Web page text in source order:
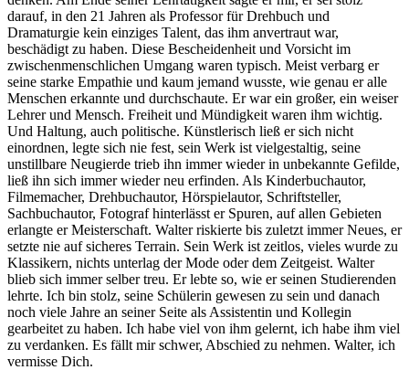
darauf, in den 21 Jahren als Professor für Drehbuch und
Dramaturgie kein einziges Talent, das ihm anvertraut war,
beschädigt zu haben. Diese Bescheidenheit und Vorsicht im
zwischenmenschlichen Umgang waren typisch. Meist verbarg er
seine starke Empathie und kaum jemand wusste, wie genau er alle
Menschen erkannte und durchschaute. Er war ein großer, ein weiser
Lehrer und Mensch. Freiheit und Mündigkeit waren ihm wichtig.
Und Haltung, auch politische. Künstlerisch ließ er sich nicht
einordnen, legte sich nie fest, sein Werk ist vielgestaltig, seine
unstillbare Neugierde trieb ihn immer wieder in unbekannte Gefilde,
ließ ihn sich immer wieder neu erfinden. Als Kinderbuchautor,
Filmemacher, Drehbuchautor, Hörspielautor, Schriftsteller,
Sachbuchautor, Fotograf hinterlässt er Spuren, auf allen Gebieten
erlangte er Meisterschaft. Walter riskierte bis zuletzt immer Neues, er
setzte nie auf sicheres Terrain. Sein Werk ist zeitlos, vieles wurde zu
Klassikern, nichts unterlag der Mode oder dem Zeitgeist. Walter
blieb sich immer selber treu. Er lebte so, wie er seinen Studierenden
lehrte. Ich bin stolz, seine Schülerin gewesen zu sein und danach
noch viele Jahre an seiner Seite als Assistentin und Kollegin
gearbeitet zu haben. Ich habe viel von ihm gelernt, ich habe ihm viel
zu verdanken. Es fällt mir schwer, Abschied zu nehmen. Walter, ich
vermisse Dich.